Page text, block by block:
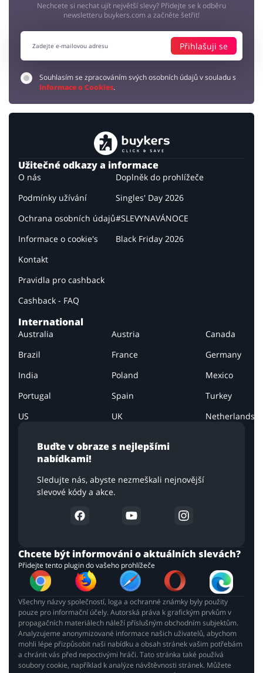
Nechcete si nechat ujít největší slevy? Přidejte se k odběru
newsletteru buykers.com a začněte šetřit!
Přihlašuji se
Souhlasím se zpracováním svých osobních údajů v souladu s
Informace o Cookies.
Buďte v obraze s nejlepšími
nabídkami!
Sledujte nás, abyste nezmeškali nejnovější
slevové kódy a akce.
Užitečné odkazy a informace
O nás
Podmínky užívání
Ochrana osobních údajů
Informace o cookie's
Kontakt
Pravidla pro cashback
Cashback - FAQ
Doplněk do prohlížeče
Singles' Day 2026
#SLEVYNAVÁNOCE
Black Friday 2026
International
Australia Austria
Canada
Brazil
France
Germany
India
Poland
Mexico
Portugal
Spain
Turkey
US
UK Netherlands
Chcete být informováni o aktuálních slevách?
Přidejte tento plugin do vašeho prohlížeče
Všechny názvy společností, loga a ochranné známky byly použity
pouze pro informační účely. Autorská práva k grafickým prvkům v
propagačních materiálech náleží příslušným obchodním subjektům.
Analyzujeme anonymizované informace našich uživatelů, abychom
mohli lépe přizpůsobit naši nabídku a obsah stránek vašim potřebám
a chránit vás před nepoctivými hráči. Tato stránka také používá
soubory cookie, například k analýze návštěvnosti stránek. Můžete